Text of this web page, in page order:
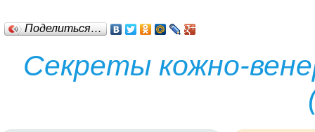
Поделиться…
Секреты кожно-